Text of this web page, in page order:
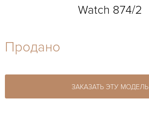
27-44
Watch 874/2
Продано
ЗАКАЗАТЬ ЭТУ МОДЕЛЬ